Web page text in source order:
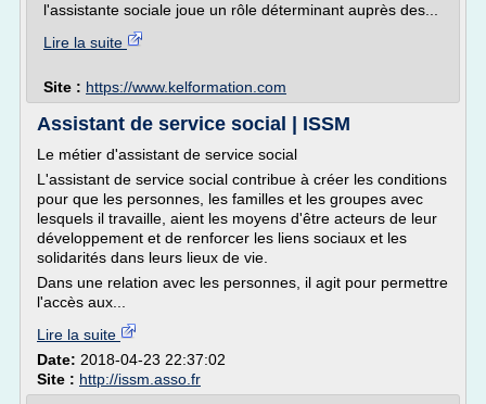
l'assistante sociale joue un rôle déterminant auprès des...
Lire la suite
Site : https://www.kelformation.com
Assistant de service social | ISSM
Le métier d'assistant de service social
L'assistant de service social contribue à créer les conditions
pour que les personnes, les familles et les groupes avec
lesquels il travaille, aient les moyens d'être acteurs de leur
développement et de renforcer les liens sociaux et les
solidarités dans leurs lieux de vie.
Dans une relation avec les personnes, il agit pour permettre
l'accès aux...
Lire la suite
Date: 2018-04-23 22:37:02
Site : http://issm.asso.fr